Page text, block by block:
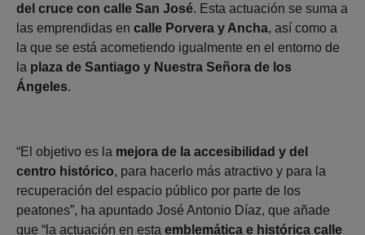
del cruce con calle San José. Esta actuación se suma a
las emprendidas en calle Porvera y Ancha, así como a
la que se está acometiendo igualmente en el entorno de
la plaza de Santiago y Nuestra Señora de los
Ángeles.
“El objetivo es la mejora de la accesibilidad y del
centro histórico, para hacerlo más atractivo y para la
recuperación del espacio público por parte de los
peatones”, ha apuntado José Antonio Díaz, que añade
que “la actuación en esta emblemática e histórica calle